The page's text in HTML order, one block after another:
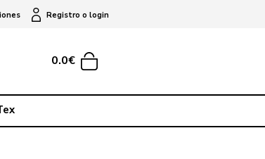
Registro o login
0.0€